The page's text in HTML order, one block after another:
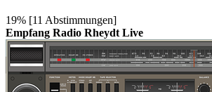
19% [11 Abstimmungen]
Empfang Radio Rheydt Live